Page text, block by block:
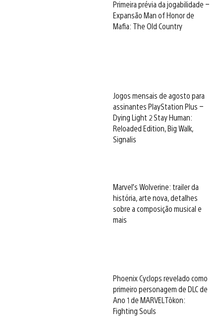
Primeira prévia da jogabilidade –
Expansão Man of Honor de
Mafia: The Old Country
Jogos mensais de agosto para
assinantes PlayStation Plus –
Dying Light 2 Stay Human:
Reloaded Edition, Big Walk,
Signalis
Marvel’s Wolverine: trailer da
história, arte nova, detalhes
sobre a composição musical e
mais
Phoenix Cyclops revelado como
primeiro personagem de DLC de
Ano 1 de MARVEL Tōkon:
Fighting Souls